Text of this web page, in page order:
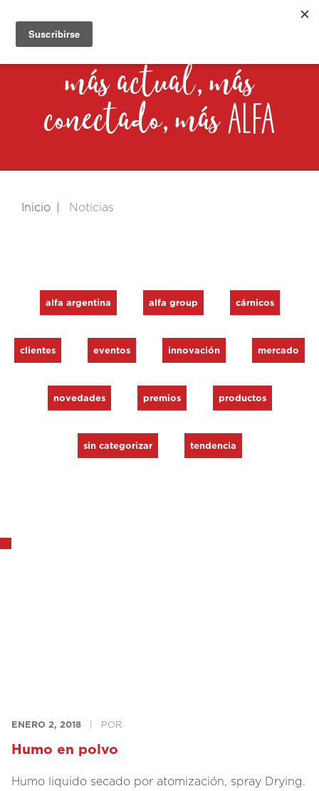
más actual, más
conectado, más alfa
Inicio Noticias
alfa argentina alfa group cárnicos
clientes eventos innovación mercado
novedades premios productos
sin categorizar tendencia
ENERO 2, 2018 POR
Humo en polvo
Humo liquido secado por atomización, spray Drying.